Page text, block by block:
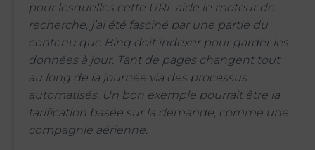
pour lesquelles cette URL aide le moteur de
recherche, j’ai été fasciné par une partie du
contenu que Bing doit indexer pour garder les
données à jour. Tant de pages changent tout
au long de la journée via des processus
automatisés. Un bon exemple pourrait être la
tarification basée sur la demande, comme une
compagnie aérienne.